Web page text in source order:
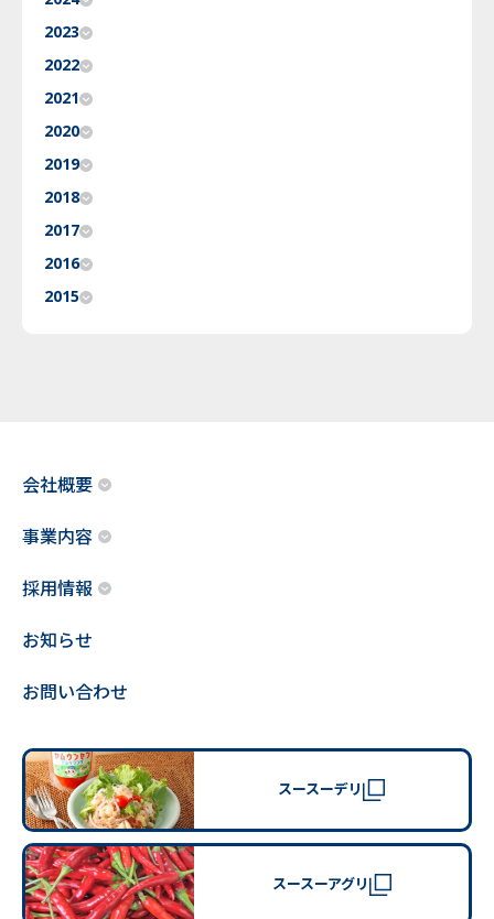
2023
2022
2021
2020
2019
2018
2017
2016
2015
会社概要
事業内容
採用情報
お知らせ
お問い合わせ
スースーデリ
スースーアグリ